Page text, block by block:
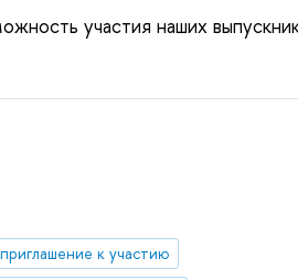
участия наших
приглашение к участию